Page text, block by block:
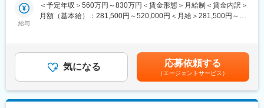
【安心して長く働ける環境】
●残業は月平均15時間以下
直近5年で残業削減を徹底し、22時以降の業務は原則ありま
せん。また、設計専門会社のため「現地での設備導入立ち合い」
理なく続けられる理由です。
す。
続けるための会社。
■具体的な職務内容：
・内閣府及び経済産業省が定める「高効率・高品質レーザー加工
技術の開発」に基づく高出力ファイバーレーザー装置の開発業務
給与
＜予定年収＞560万円～830万円＜賃金形態＞月給制＜賃金内訳＞
月額（基本給）：281,500円～520,000円＜月給＞281,500円～
気になる 応募依頼する
（エージェントサービス）